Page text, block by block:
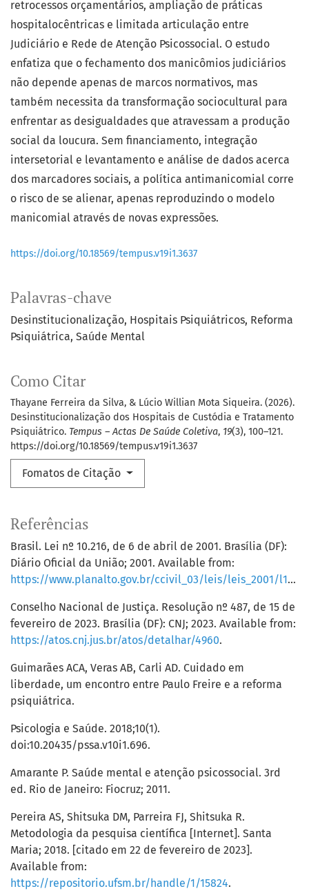
Palavras-chave
Desinstitucionalização Hospitais Psiquiátricos Reforma
Psiquiátrica Saúde Mental
Como Citar
Thayane Ferreira da Silva, & Lúcio Willian Mota Siqueira. (2026).
Desinstitucionalização dos Hospitais de Custódia e Tratamento
Psiquiátrico. Tempus – Actas De Saúde Coletiva, 19(3), 100–121.
https://doi.org/10.18569/tempus.v19i1.3637
Fomatos de Citação
retrocessos orçamentários, ampliação de práticas
hospitalocêntricas e limitada articulação entre
Judiciário e Rede de Atenção Psicossocial. O estudo
enfatiza que o fechamento dos manicômios judiciários
não depende apenas de marcos normativos, mas
também necessita da transformação sociocultural para
enfrentar as desigualdades que atravessam a produção
social da loucura. Sem financiamento, integração
intersetorial e levantamento e análise de dados acerca
dos marcadores sociais, a política antimanicomial corre
o risco de se alienar, apenas reproduzindo o modelo
manicomial através de novas expressões.
https://doi.org/10.18569/tempus.v19i1.3637
Referências
Brasil. Lei nº 10.216, de 6 de abril de 2001. Brasília (DF):
Diário Oficial da União; 2001. Available from:
https://www.planalto.gov.br/ccivil_03/leis/leis_2001/l10216.htm
Conselho Nacional de Justiça. Resolução nº 487, de 15 de
fevereiro de 2023. Brasília (DF): CNJ; 2023. Available from:
https://atos.cnj.jus.br/atos/detalhar/4960.
Guimarães ACA, Veras AB, Carli AD. Cuidado em
liberdade, um encontro entre Paulo Freire e a reforma
psiquiátrica.
Psicologia e Saúde. 2018;10(1).
doi:10.20435/pssa.v10i1.696.
Amarante P. Saúde mental e atenção psicossocial. 3rd
ed. Rio de Janeiro: Fiocruz; 2011.
Pereira AS, Shitsuka DM, Parreira FJ, Shitsuka R.
Metodologia da pesquisa científica [Internet]. Santa
Maria; 2018. [citado em 22 de fevereiro de 2023].
Available from:
https://repositorio.ufsm.br/handle/1/15824.